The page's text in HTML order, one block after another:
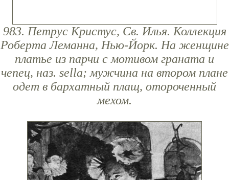
983. Петрус Кристус, Св. Илья. Коллекция
Роберта Леманна, Нью-Йорк. На женщине
платье из парчи с мотивом граната и
чепец, наз. sella; мужчина на втором плане
одет в бархатный плащ, отороченный
мехом.